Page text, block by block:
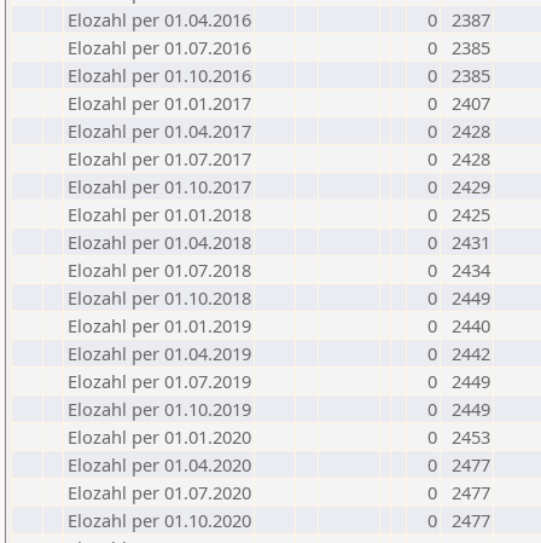
Elozahl per 01.04.2016
0 2387
Elozahl per 01.07.2016
0 2385
Elozahl per 01.10.2016
0 2385
Elozahl per 01.01.2017
0 2407
Elozahl per 01.04.2017
0 2428
Elozahl per 01.07.2017
0 2428
Elozahl per 01.10.2017
0 2429
Elozahl per 01.01.2018
0 2425
Elozahl per 01.04.2018
0 2431
Elozahl per 01.07.2018
0 2434
Elozahl per 01.10.2018
0 2449
Elozahl per 01.01.2019
0 2440
Elozahl per 01.04.2019
0 2442
Elozahl per 01.07.2019
0 2449
Elozahl per 01.10.2019
0 2449
Elozahl per 01.01.2020
0 2453
Elozahl per 01.04.2020
0 2477
Elozahl per 01.07.2020
0 2477
Elozahl per 01.10.2020
0 2477